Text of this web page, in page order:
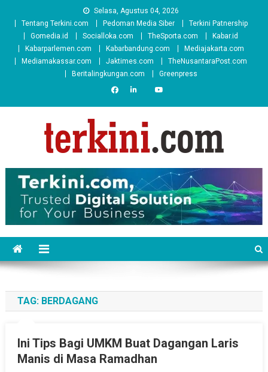
Selasa, Agustus 04, 2026
Tentang Terkini.com
Pedoman Media Siber
Terkini Patnership
Gomedia.id
Socialloka.com TheSporta.com
Kabar.id
Kabarparlemen.com
Kabarbandung.com
Mediajakarta.com
Mediamakassar.com
Jaktimes.com
TheNusantaraPost.com
Beritalingkungan.com
Greenpress
TAG: BERDAGANG
Ini Tips Bagi UMKM Buat Dagangan Laris
Manis di Masa Ramadhan